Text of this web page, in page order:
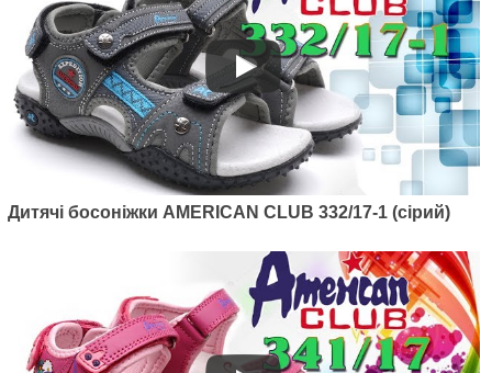
Дитячі босоніжки AMERICAN CLUB 332/17-1 (сірий)